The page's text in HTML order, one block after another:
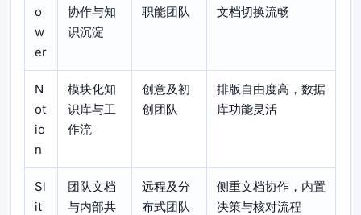
o
w
er
协作与知
识沉淀
职能团队
文档切换流畅
N
ot
io
n
模块化知
识库与工
作流
创意及初
创团队
排版自由度高，数据
库功能灵活
Sl
it
团队文档
与内部共
远程及分
布式团队
侧重文档协作，内置
决策与核对流程